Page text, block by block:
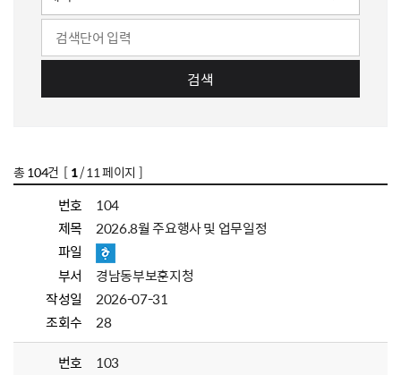
검색
총 104건 [ 1/ 11 페이지 ]
번호
104
제목
2026.8월 주요행사 및 업무일정
파일
부서
경남동부보훈지청
작성일
2026-07-31
조회수
28
번호
103